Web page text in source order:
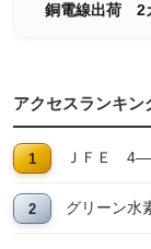
銅電線出荷 2
アクセスランキン
ＪＦＥ
グリーン水